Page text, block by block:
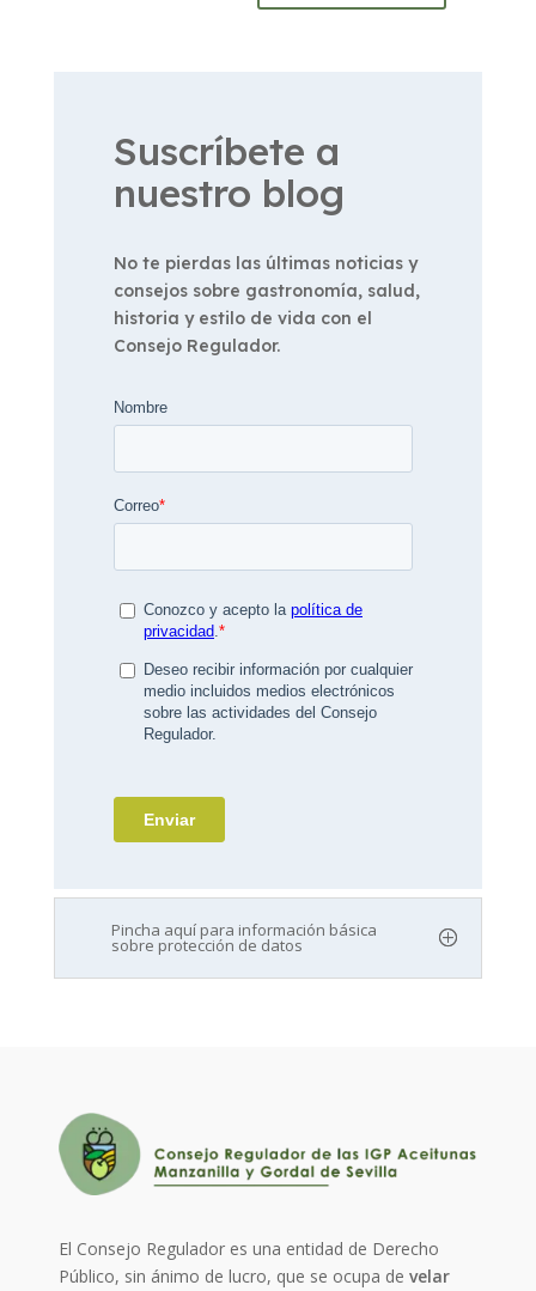
Suscríbete a
nuestro blog
No te pierdas las últimas noticias y
consejos sobre gastronomía, salud,
historia y estilo de vida con el
Consejo Regulador.
Pincha aquí para información básica
sobre protección de datos
El Consejo Regulador es una entidad de Derecho
Público, sin ánimo de lucro, que se ocupa develar